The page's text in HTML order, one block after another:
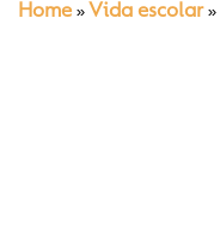
Home » Vida escolar»